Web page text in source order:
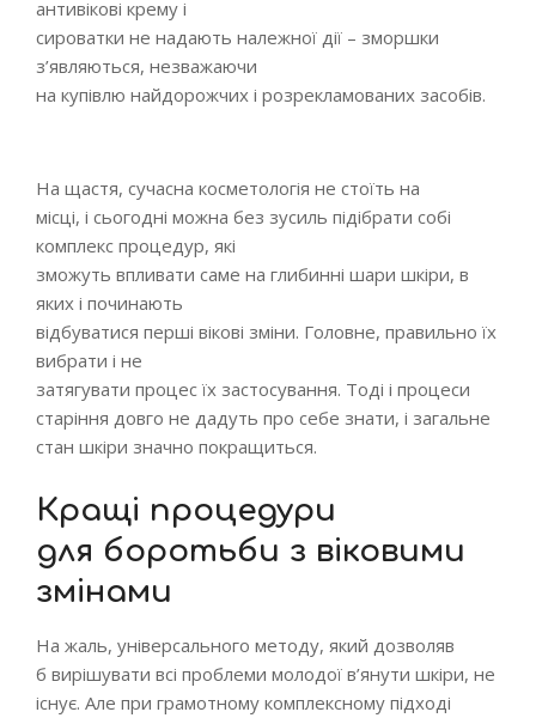
антивікові крему і
сироватки не надають належної дії – зморшки
з’являються, незважаючи
на купівлю найдорожчих і розрекламованих засобів.
На щастя, сучасна косметологія не стоїть на
місці, і сьогодні можна без зусиль підібрати собі
комплекс процедур, які
зможуть впливати саме на глибинні шари шкіри, в
яких і починають
відбуватися перші вікові зміни. Головне, правильно їх
вибрати і не
затягувати процес їх застосування. Тоді і процеси
старіння довго не дадуть про себе знати, і загальне
стан шкіри значно покращиться.
Кращі процедури
для боротьби з віковими
змінами
На жаль, універсального методу, який дозволяв
б вирішувати всі проблеми молодої в’янути шкіри, не
існує. Але при грамотному комплексному підході